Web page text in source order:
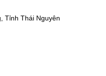
Tỉnh Thái Nguyên